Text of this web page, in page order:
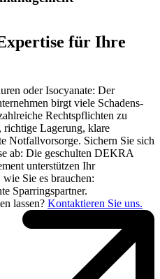
für Ihre
oder Isocyanate: Der
birgt viele Schadens-
Rechtspflichten zu
richtige Lagerung, klare
Notfallvorsorge. Sichern Sie sich
ab: Die geschulten DEKRA
unterstützen Ihr
Sie es brauchen:
Sparringspartner.
lassen? Kontaktieren Sie uns.